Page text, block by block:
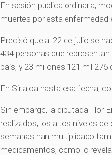
En sesión pública ordinaria,
muertes por esta enfermedad
Precisó que al 22 de julio se
434 personas que
país, y 23 millones 121 mil
En Sinaloa hasta esa fecha,
Sin embargo, la diputada Flor
realizados, los altos niveles
semanas han multiplicado
medicamentos, como lo